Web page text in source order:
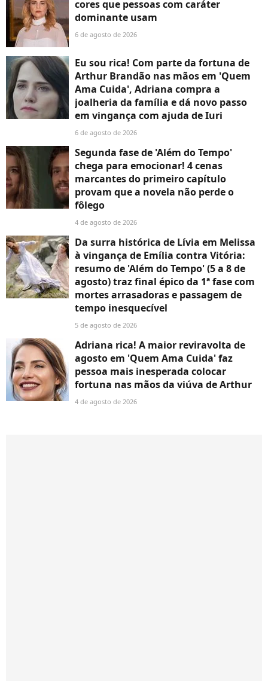
cores que pessoas com caráter
dominante usam
6 de agosto de 2026
Eu sou rica! Com parte da fortuna de
Arthur Brandão nas mãos em 'Quem
Ama Cuida', Adriana compra a
joalheria da família e dá novo passo
em vingança com ajuda de Iuri
6 de agosto de 2026
Segunda fase de 'Além do Tempo'
chega para emocionar! 4 cenas
marcantes do primeiro capítulo
provam que a novela não perde o
fôlego
4 de agosto de 2026
Da surra histórica de Lívia em Melissa
à vingança de Emília contra Vitória:
resumo de 'Além do Tempo' (5 a 8 de
agosto) traz final épico da 1ª fase com
mortes arrasadoras e passagem de
tempo inesquecível
5 de agosto de 2026
Adriana rica! A maior reviravolta de
agosto em 'Quem Ama Cuida' faz
pessoa mais inesperada colocar
fortuna nas mãos da viúva de Arthur
4 de agosto de 2026